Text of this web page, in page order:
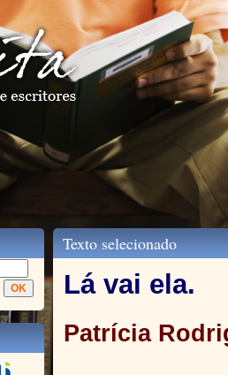
Texto selecionado
Lá vai ela.
Patrícia